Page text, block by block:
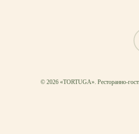
vk
© 2026 «TORTUGA». Ресторанно-